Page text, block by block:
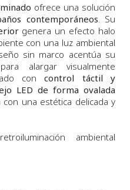
ofrece una solución
contemporáneos . Su
genera un efecto halo
con una luz ambiental
sin marco acentúa su
alargar visualmente
concontrol táctil y
LED de forma ovalada
una estética delicada y
ambiental